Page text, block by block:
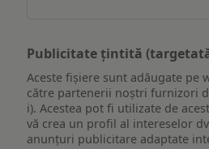
Publicitate țintită
Aceste fișiere sunt adăugate pe
către partenerii noștri furnizori
i). Acestea pot fi utilizate de
vă crea un profil al intereselor
anunțuri publicitare adaptate